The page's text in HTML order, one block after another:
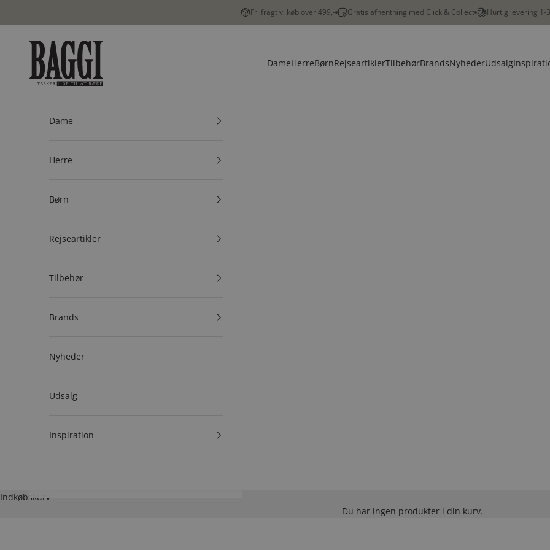
Fri fragt v. køb over 499,- Gratis afhentning med Click & Collect Hurtig levering 1-
BAGGI
DameHerreBørnRejseartiklerTilbehørBrandsNyhederUdsalg
Dame
Herre
Børn
Rejseartikler
Tilbehør
Brands
Nyheder
Udsalg
Inspiration
Indkøbskurv
Du har ingen produkter i din kurv.